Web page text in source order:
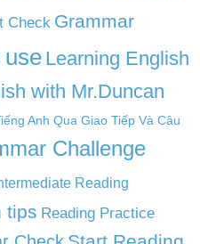
Check Grammar
Learning English
with Mr.Duncan
Anh Qua Giao Tiếp Và Câu
Challenge
Reading
tips Reading Practice